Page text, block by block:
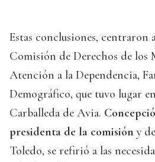
Estas conclusiones, centraron
Comisión de Derechos de los
Atención a la Dependencia,
Demográfico, que tuvo lugar
Carballeda de Avia.
presidenta de la comisión y
Toledo, se refirió a las